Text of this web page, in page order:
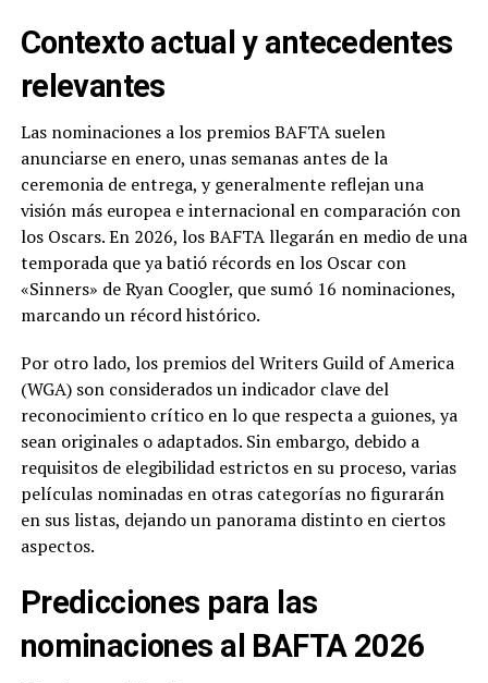
Contexto actual y antecedentes
relevantes
Las nominaciones a los premios BAFTA suelen
anunciarse en enero, unas semanas antes de la
ceremonia de entrega, y generalmente reflejan una
visión más europea e internacional en comparación con
los Oscars. En 2026, los BAFTA llegarán en medio de una
temporada que ya batió récords en los Oscar con
«Sinners» de Ryan Coogler, que sumó 16 nominaciones,
marcando un récord histórico.
Por otro lado, los premios del Writers Guild of America
(WGA) son considerados un indicador clave del
reconocimiento crítico en lo que respecta a guiones, ya
sean originales o adaptados. Sin embargo, debido a
requisitos de elegibilidad estrictos en su proceso, varias
películas nominadas en otras categorías no figurarán
en sus listas, dejando un panorama distinto en ciertos
aspectos.
Predicciones para las
nominaciones al BAFTA 2026